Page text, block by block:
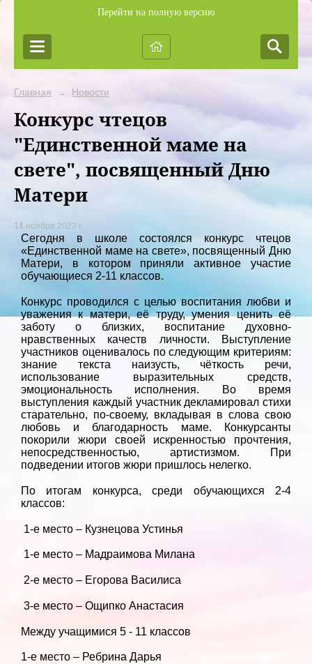
Перейти на полную версию
Главная → Новости
Конкурс чтецов
"Единственной маме на
свете", посвященный Дню
Матери
14 ноября 2023 г.
Сегодня в школе состоялся конкурс чтецов
«Единственной маме на свете», посвященный Дню
Матери, в котором приняли активное участие
обучающиеся 2-11 классов.
Конкурс проводился с целью воспитания любви и
уважения к матери, её труду, умения ценить её
заботу о близких, воспитание духовно-
нравственных качеств личности. Выступление
участников оценивалось по следующим критериям:
знание текста наизусть, чёткость речи,
использование выразительных средств,
эмоциональность исполнения. Во время
выступления каждый участник декламировал стихи
старательно, по-своему, вкладывая в слова свою
любовь и благодарность маме. Конкурсанты
покорили жюри своей искренностью прочтения,
непосредственностью, артистизмом. При
подведении итогов жюри пришлось нелегко.
По итогам конкурса, среди обучающихся 2-4
классов:
1-е место – Кузнецова Устинья
1-е место – Мадраимова Милана
2-е место – Егорова Василиса
3-е место – Ощипко Анастасия
Между учащимися 5 - 11 классов
1-е место – Ребрина Дарья